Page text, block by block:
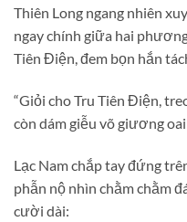
Thiên Long ngang nhiên
ngay chính giữa hai
Tiên Điện, đem bọn hắn
“Giỏi cho Tru Tiên Điện,
còn dám giễu võ giương
Lạc Nam chắp tay đứng
phẫn nộ nhìn chằm chằm
cười dài: